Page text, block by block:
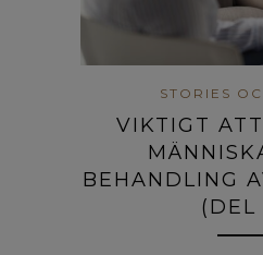
STORIES
VIKTIGT
BEHANDLING
(DEL